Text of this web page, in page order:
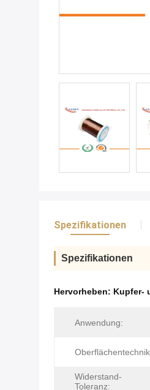
Spezifikationen
Spezifikationen
Hervorheben: Kupfer-
Anwendung:
Widerstand-
Toleranz: